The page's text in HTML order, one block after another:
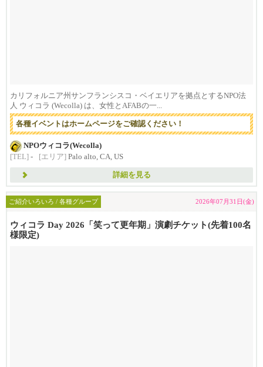
カリフォルニア州サンフランシスコ・ベイエリアを拠点とするNPO法
人 ウィコラ (Wecolla) は、女性とAFABの一...
各種イベントはホームページをご確認ください！
NPOウィコラ(Wecolla)
[TEL] - [エリア] Palo alto, CA, US
詳細を見る
ご紹介いろいろ / 各種グループ 2026年07月31日(金)
ウィコラ Day 2026「笑って更年期」演劇チケット(先着100名
様限定)